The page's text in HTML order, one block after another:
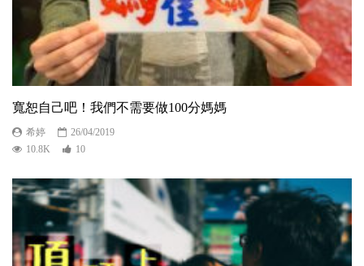
寬恕自己吧！我們不需要做100分媽媽
希婷
26/04/2019
10.8K
10